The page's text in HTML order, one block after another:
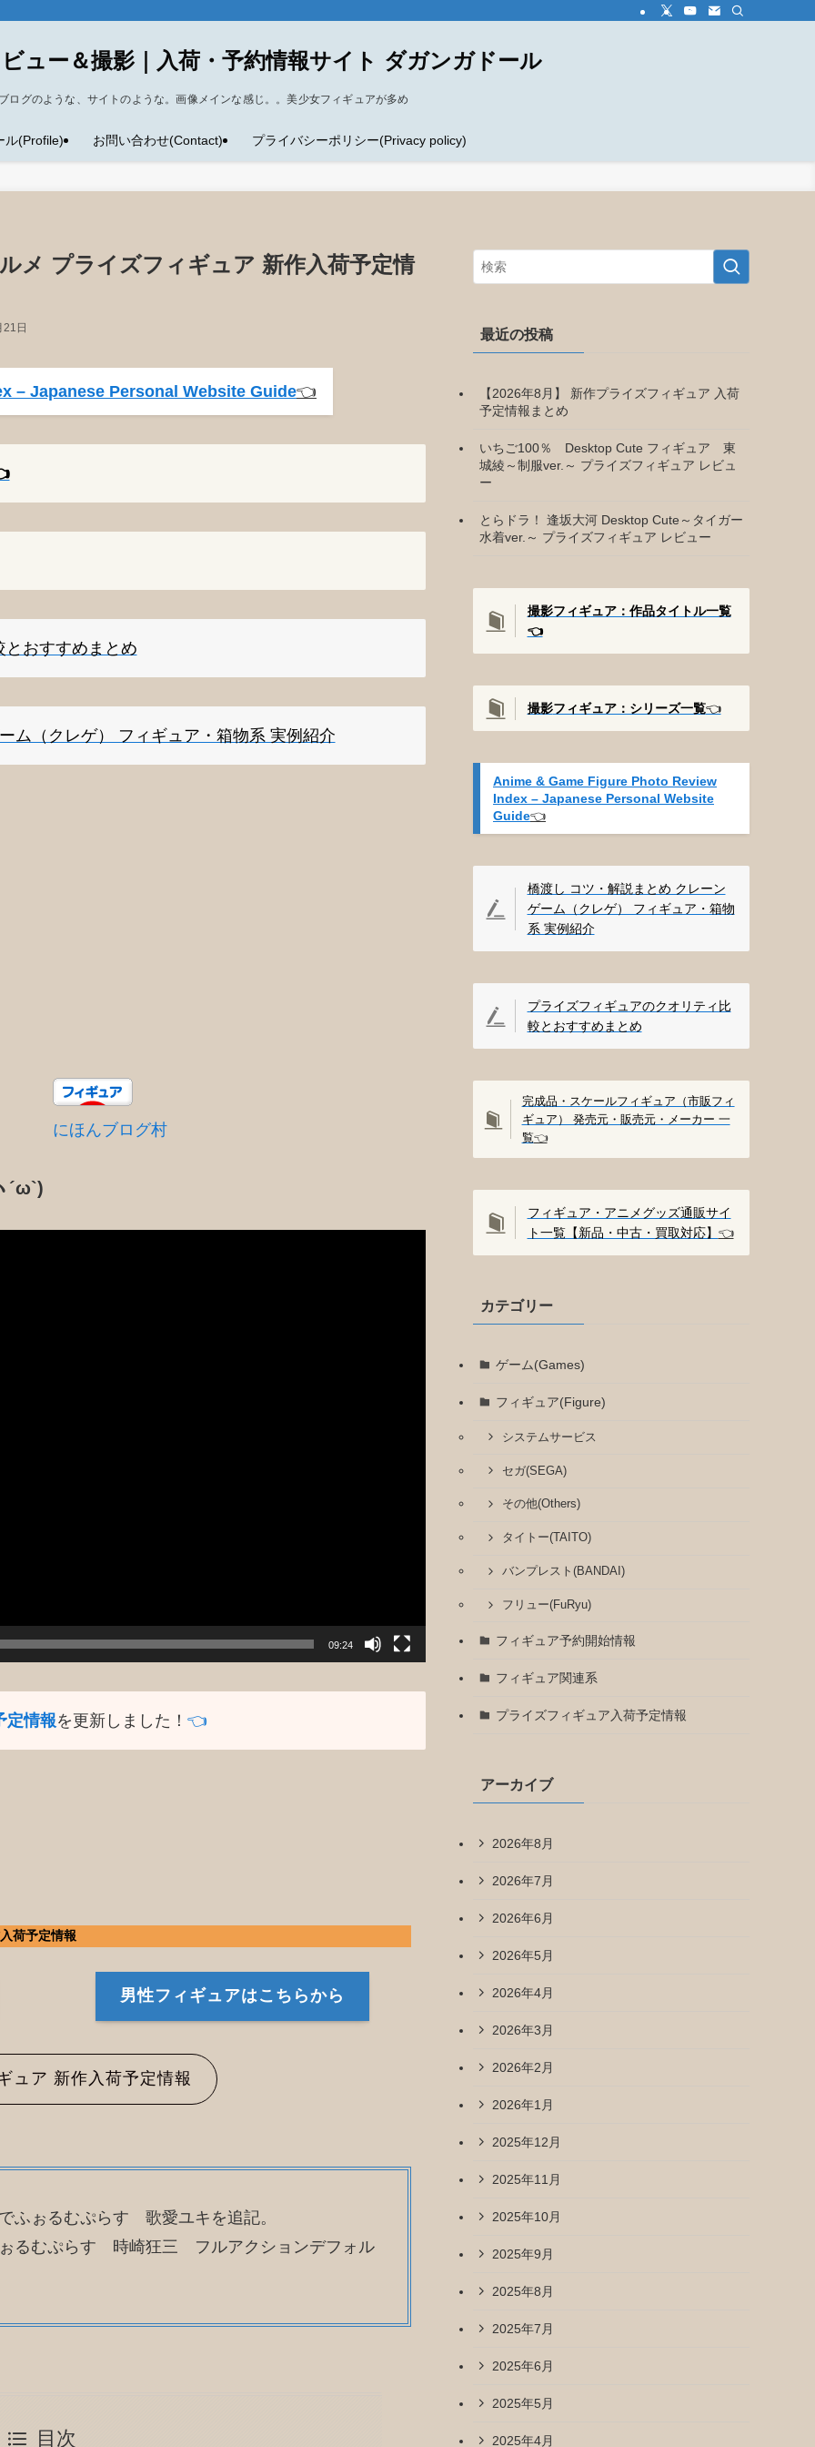
ュー＆撮影｜入荷・予約情報サイト ダガンガドール
ブログのような、サイトのような。画像メインな感じ。。美少女フィギュアが多め
ル(Profile) お問い合わせ(Contact) プライバシーポリシー(Privacy policy)
メ プライズフィギュア 新作入荷予定情
日
– Japanese Personal Website Guide👈️
とおすすめまとめ
ム（クレゲ） フィギュア・箱物系 実例紹介
にほんブログ村
´ω`)
09:24
定情報を更新しました！ 👈️
荷予定情報
男性フィギュアはこちらから
ュア 新作入荷予定情報
ふぉるむぷらす 歌愛ユキを追記。
るむぷらす 時崎狂三 フルアクションデフォル
目次
最近の投稿
【2026年8月】 新作プライズフィギュア 入荷
予定情報まとめ
いちご100％ Desktop Cute フィギュア 東
城綾～制服ver.～ プライズフィギュア レビュ
ー
とらドラ！ 逢坂大河 Desktop Cute～タイガー
水着ver.～ プライズフィギュア レビュー
撮影フィギュア：作品タイトル一覧
👈️
撮影フィギュア：シリーズ一覧👈️
Anime & Game Figure Photo Review
Index – Japanese Personal Website
Guide👈️
橋渡し コツ・解説まとめ クレーン
ゲーム（クレゲ） フィギュア・箱物
系 実例紹介
プライズフィギュアのクオリティ比
較とおすすめまとめ
完成品・スケールフィギュア（市販フィ
ギュア） 発売元・販売元・メーカー 一
覧👈️
フィギュア・アニメグッズ通販サイ
ト一覧【新品・中古・買取対応】 👈️
カテゴリー
ゲーム(Games)
フィギュア(Figure)
システムサービス
セガ(SEGA)
その他(Others)
タイトー(TAITO)
バンプレスト(BANDAI)
フリュー(FuRyu)
フィギュア予約開始情報
フィギュア関連系
プライズフィギュア入荷予定情報
アーカイブ
2026年8月
2026年7月
2026年6月
2026年5月
2026年4月
2026年3月
2026年2月
2026年1月
2025年12月
2025年11月
2025年10月
2025年9月
2025年8月
2025年7月
2025年6月
2025年5月
2025年4月